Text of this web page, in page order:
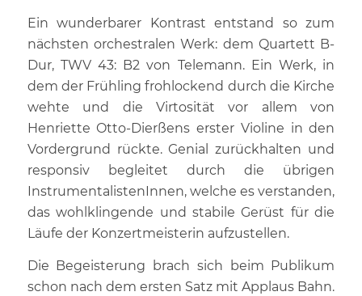
Ein wunderbarer Kontrast entstand so zum
nächsten orchestralen Werk: dem Quartett B-
Dur, TWV 43: B2 von Telemann. Ein Werk, in
dem der Frühling frohlockend durch die Kirche
wehte und die Virtosität vor allem von
Henriette Otto-Dierßens erster Violine in den
Vordergrund rückte. Genial zurückhalten und
responsiv begleitet durch die übrigen
InstrumentalistenInnen, welche es verstanden,
das wohlklingende und stabile Gerüst für die
Läufe der Konzertmeisterin aufzustellen.
Die Begeisterung brach sich beim Publikum
schon nach dem ersten Satz mit Applaus Bahn.